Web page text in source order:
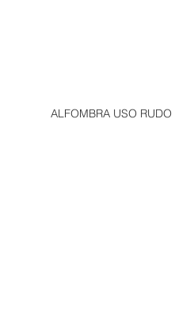
ALFOMBRA USO RUDO